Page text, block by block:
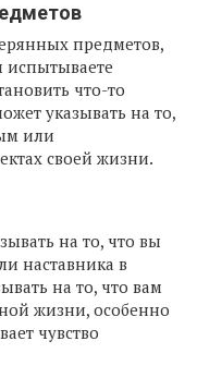
предметов,
испытываете
что-то
указывать на то,
или
своей жизни.
на то, что вы
наставника в
на то, что вам
жизни, особенно
чувство